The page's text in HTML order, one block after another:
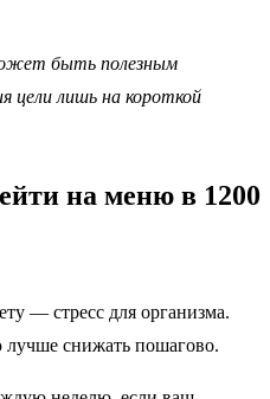
быть полезным
цели лишь на короткой
на меню в 1200
— стресс для организма.
снижать пошагово.